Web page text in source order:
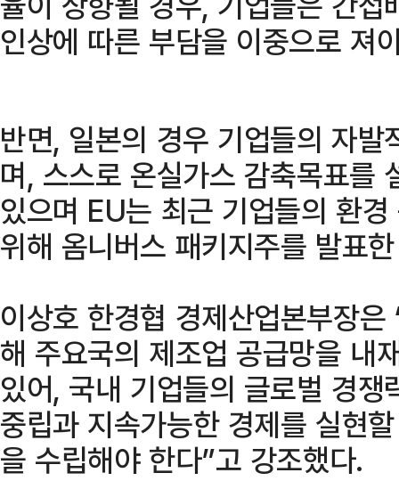
인상에 따른 부담을 이중으로 져
반면, 일본의 경우 기업들의 자
며, 스스로 온실가스 감축목표를
있으며 EU는 최근 기업들의 환
위해 옴니버스 패키지주를 발표
이상호 한경협 경제산업본부장
해 주요국의 제조업 공급망을 내
있어, 국내 기업들의 글로벌 경
중립과 지속가능한 경제를 실현
을 수립해야 한다”고 강조했다.